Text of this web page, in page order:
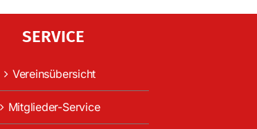
SERVICE
Vereinsübersicht
Mitglieder-Service